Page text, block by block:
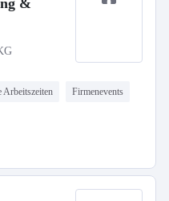
&
Arbeitszeiten Firmenevents